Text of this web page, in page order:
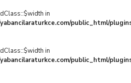
in
public_html/
in
public_html/